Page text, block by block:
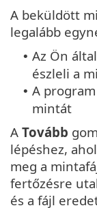
A beküldött
legalább
• Az Ön
észleli a
• A
mintát
A Tovább
lépéshez,
meg a
fertőzésre
és a fájl